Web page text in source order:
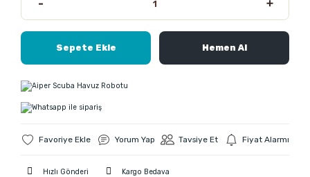
Sepete Ekle Hemen Al
Yorum Yap Tavsiye Et Fiyat Alarmı
Hızlı Gönderi Kargo Bedava